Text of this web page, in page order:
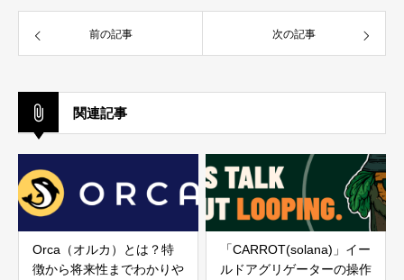
前の記事 次の記事
関連記事
Orca（オルカ）とは？特
徴から将来性までわかりや
「CARROT(solana)」イー
ルドアグリゲーターの操作